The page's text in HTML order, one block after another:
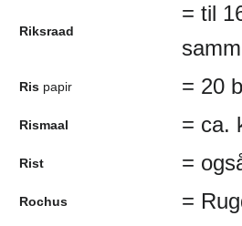
Riksraad
= til
Ris papir = 20
Rismaal = ca.
Rist =
Rochus =